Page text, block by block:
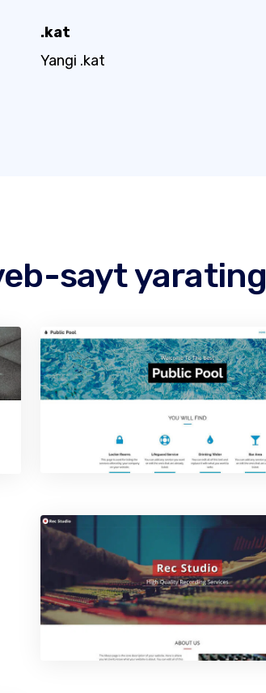
.kat
Yangi .kat
sayt yarating